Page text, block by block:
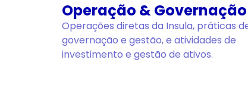
Operação & Governação
Operações diretas da Insula, práticas
governação e gestão, e atividades de
investimento e gestão de ativos.